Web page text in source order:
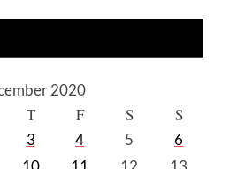
2020
T F S S
3 4 5
6